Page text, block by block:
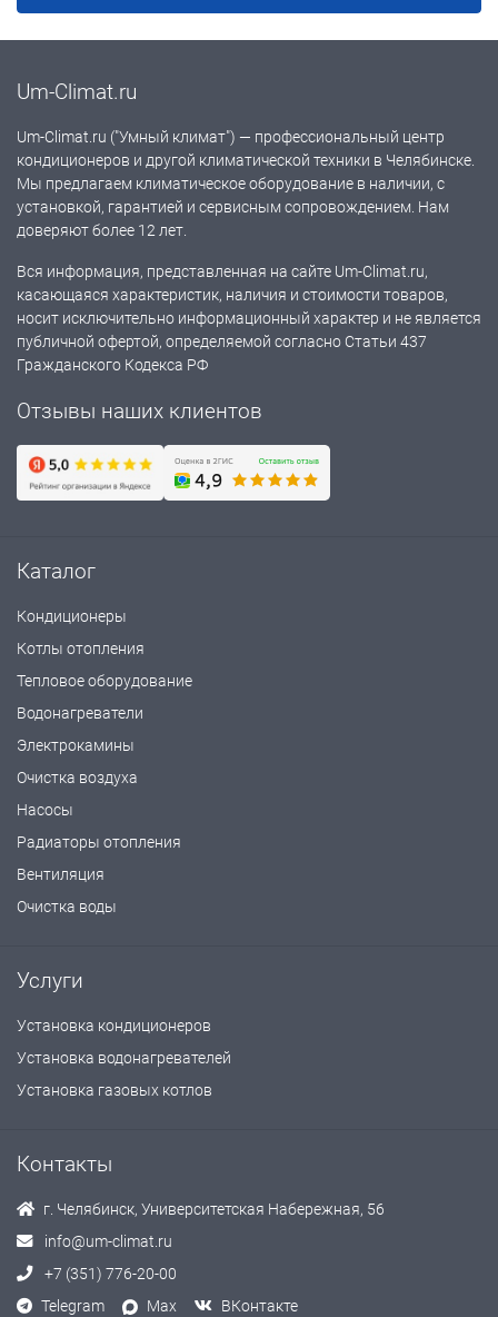
Um-Climat.ru
Um-Climat.ru ("Умный климат") — профессиональный центр
кондиционеров и другой климатической техники в Челябинске.
Мы предлагаем климатическое оборудование в наличии, с
установкой, гарантией и сервисным сопровождением. Нам
доверяют более 12 лет.
Вся информация, представленная на сайте Um-Climat.ru,
касающаяся характеристик, наличия и стоимости товаров,
носит исключительно информационный характер и не является
публичной офертой, определяемой согласно Статьи 437
Гражданского Кодекса РФ
Отзывы наших клиентов
Каталог
Кондиционеры
Котлы отопления
Тепловое оборудование
Водонагреватели
Электрокамины
Очистка воздуха
Насосы
Радиаторы отопления
Вентиляция
Очистка воды
Услуги
Установка кондиционеров
Установка водонагревателей
Установка газовых котлов
Контакты
г. Челябинск, Университетская Набережная, 56
info@um-climat.ru
+7 (351) 776-20-00
Telegram
Max ВКонтакте